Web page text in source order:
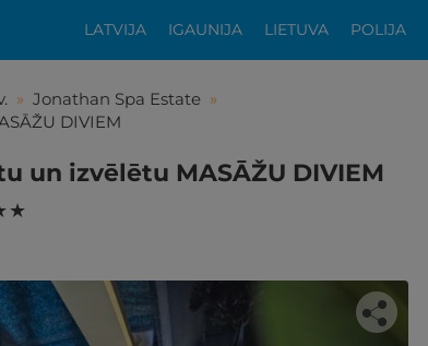
LATVIJA IGAUNIJA LIETUVA POLIJA
» Jonathan Spa Estate »
DIVIEM
un izvēlētu MASĀŽU DIVIEM
★